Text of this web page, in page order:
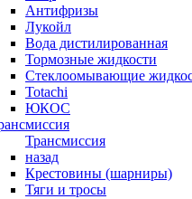
Антифризы
Лукойл
Вода дистилированная
Тормозные жидкости
Стеклоомывающие
Totachi
ЮКОС
Трансмиссия
назад
Крестовины (шарниры)
Тяги и тросы